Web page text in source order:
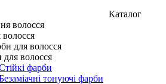
Каталог
волосся
фарби
тонуючі фарби